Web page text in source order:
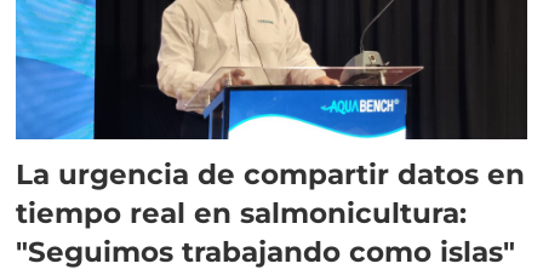
La urgencia de compartir datos en
tiempo real en salmonicultura:
"Seguimos trabajando como islas"